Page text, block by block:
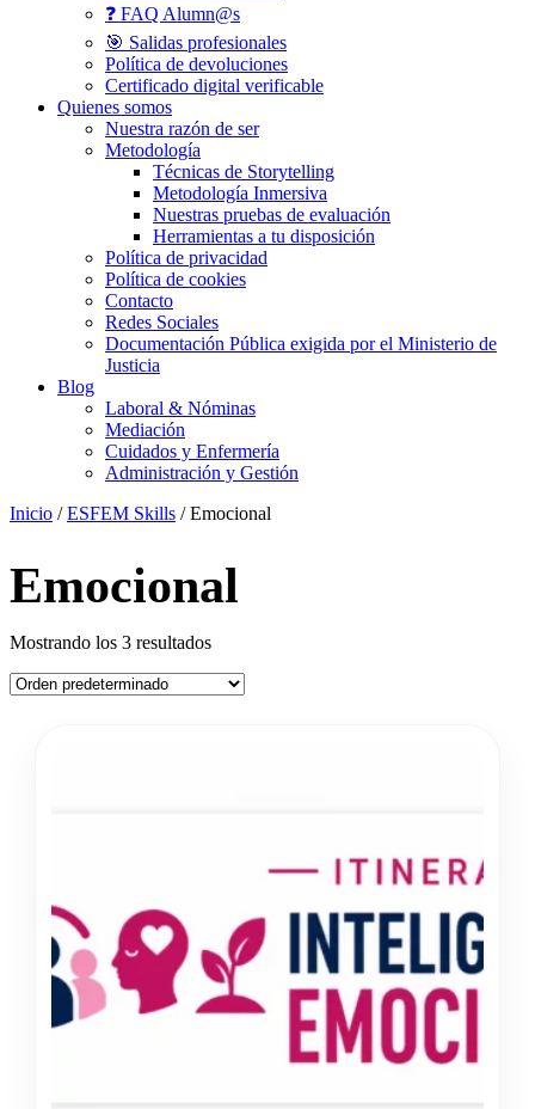
❓ FAQ Alumn@s
🎯 Salidas profesionales
Política de devoluciones
Certificado digital verificable
Quienes somos
Nuestra razón de ser
Metodología
Técnicas de Storytelling
Metodología Inmersiva
Nuestras pruebas de evaluación
Herramientas a tu disposición
Política de privacidad
Política de cookies
Contacto
Redes Sociales
Documentación Pública exigida por el Ministerio de
Justicia
Blog
Laboral & Nóminas
Mediación
Cuidados y Enfermería
Administración y Gestión
Inicio /ESFEM Skills / Emocional
Emocional
Mostrando los 3 resultados